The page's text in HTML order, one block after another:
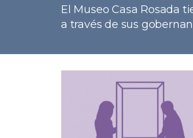
El Museo Casa Rosada
a través de sus